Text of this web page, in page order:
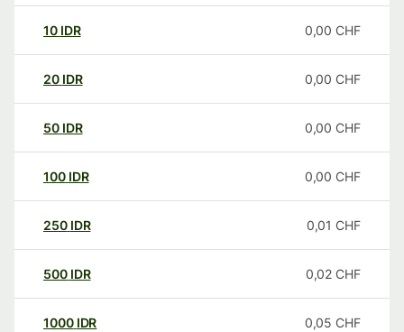
10 IDR 0,00 CHF
20 IDR 0,00 CHF
50 IDR 0,00 CHF
100 IDR 0,00 CHF
250 IDR 0,01 CHF
500 IDR 0,02 CHF
1000 IDR 0,05 CHF